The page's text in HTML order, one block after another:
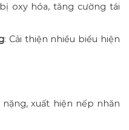
oxy hóa, tăng cường tái
: Cải thiện nhiều biểu hiện
xuất hiện nếp nhăn